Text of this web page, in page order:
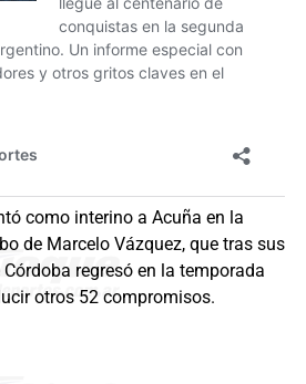
como interino a Acuña en la
de Marcelo Vázquez, que tras sus
regresó en la temporada
otros 52 compromisos.